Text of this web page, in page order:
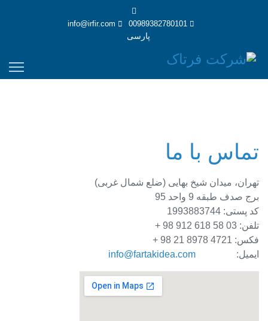
00989382780101
info@irfir.com
پارسی
تماس با ما
تهران، میدان شیخ بهایی (ضلع شمال غربی)
برج صدف طبقه 9 واحد 95
کد پستی: 1993883744
تلفن: 03 58 618 912 98 +
فکس: 4721 8978 21 98 +
ایمیل: info@fartakidea.com